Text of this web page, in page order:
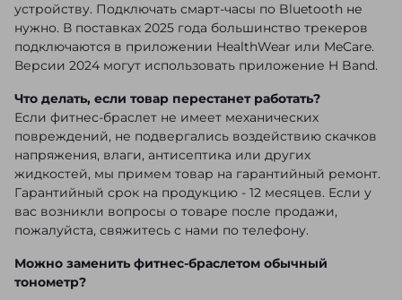
устройству. Подключать смарт-часы по Bluetooth не
нужно. В поставках 2025 года большинство трекеров
подключаются в приложении HealthWear или MeCare.
Версии 2024 могут использовать приложение H Band.
Что делать, если товар перестанет работать?
Если фитнес-браслет не имеет механических
повреждений, не подвергались воздействию скачков
напряжения, влаги, антисептика или других
жидкостей, мы примем товар на гарантийный ремонт.
Гарантийный срок на продукцию - 12 месяцев. Если у
вас возникли вопросы о товаре после продажи,
пожалуйста, свяжитесь с нами по телефону.
Можно заменить фитнес-браслетом обычный
тонометр?